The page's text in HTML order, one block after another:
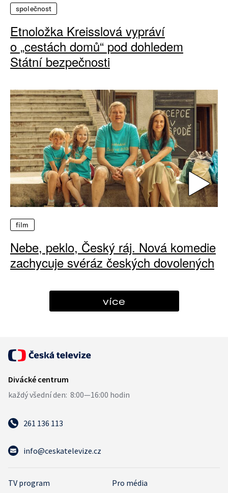
společnost
Etnoložka Kreisslová vypráví
o „cestách domů“ pod dohledem
Státní bezpečnosti
film
Nebe, peklo, Český ráj. Nová komedie
zachycuje svéráz českých dovolených
více
261 136 113
info@ceskatelevize.cz
TV program Pro média